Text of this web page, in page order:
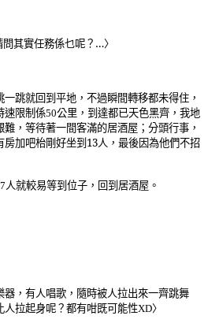
其實任務係乜呢？…〉
跳就回到平地，不過瞬間轉移都未得住，
速限制係50公里，到達都已天色黑齊，我地
，等待著一間客滿的居酒屋；分頭行事，
加吧枱剛好坐到13人，最後因為他們不招
7人就較易等到位子，回到居酒屋。
，有人唱歌，隨時被人拉出來一齊跳舞
人拉起身呢？都有咁既可能性XD〉